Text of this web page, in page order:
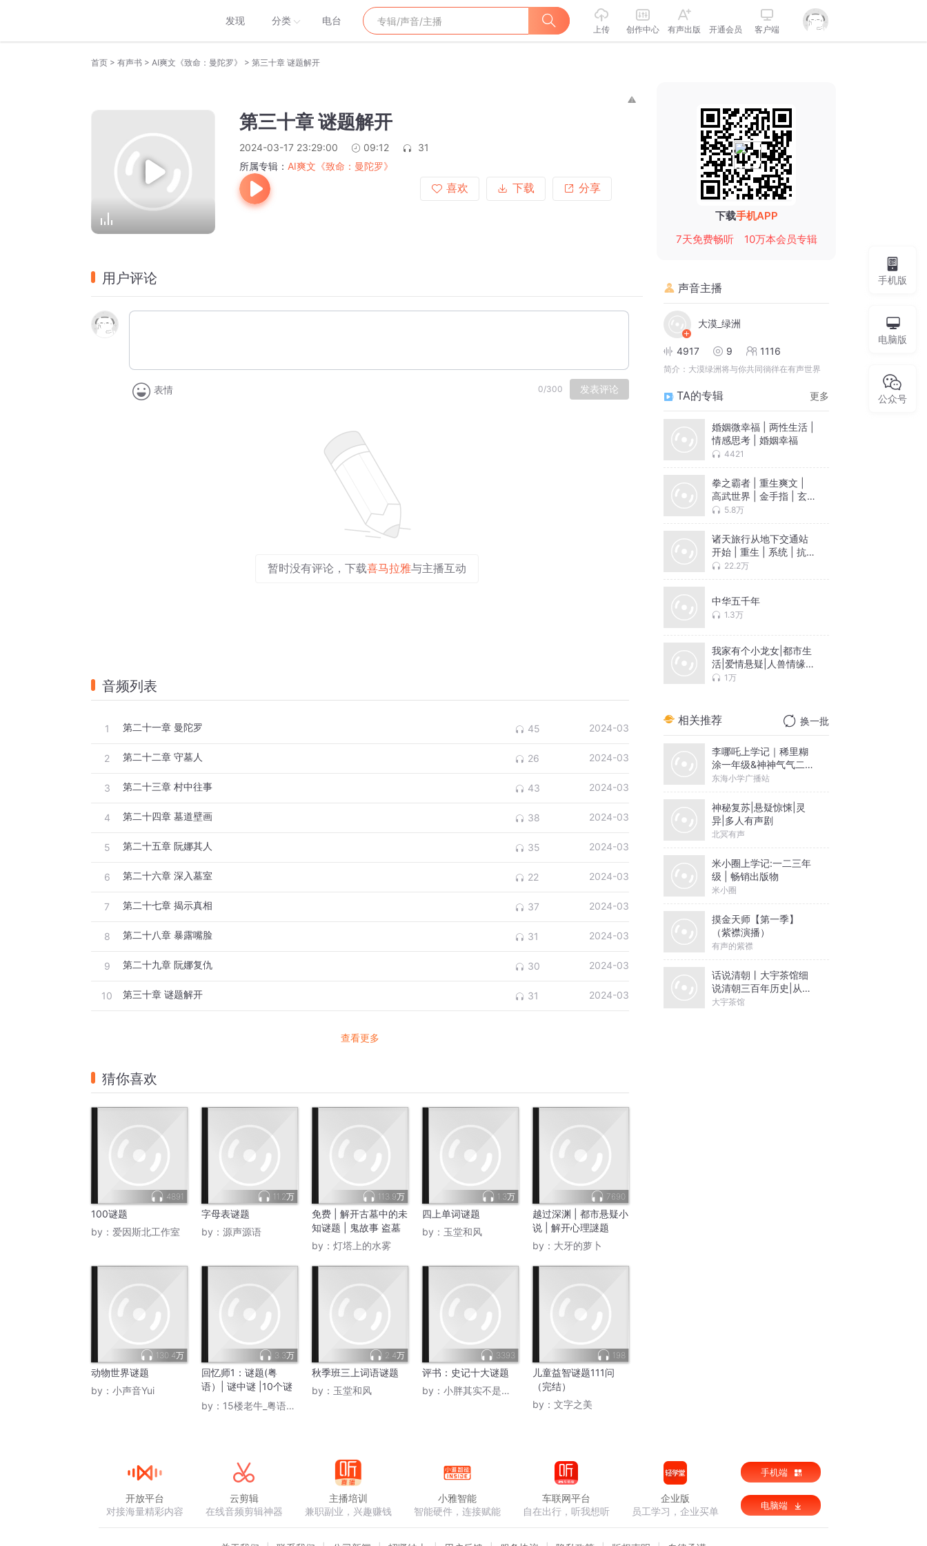
发现 分类 电台
上传 创作中心 有声出版 开通会员 客户端
首页 > 有声书 > AI爽文《致命：曼陀罗》 > 第三十章 谜题解开
第三十章 谜题解开
2024-03-17 23:29:00 09:12
31
所属专辑： AI爽文《致命：曼陀罗》
喜欢
下载 分享
用户评论
表情 0/300 发表评论
暂时没有评论，下载喜马拉雅与主播互动
音频列表
1 第二十一章 曼陀罗 45 2024-03
2 第二十二章 守墓人 26 2024-03
3 第二十三章 村中往事 43 2024-03
4 第二十四章 墓道壁画 38 2024-03
5 第二十五章 阮娜其人 35 2024-03
6 第二十六章 深入墓室 22 2024-03
7 第二十七章 揭示真相 37 2024-03
8 第二十八章 暴露嘴脸 31 2024-03
9 第二十九章 阮娜复仇 30 2024-03
10 第三十章 谜题解开 31 2024-03
查看更多
猜你喜欢
4891
100谜题
by： 爱因斯北工作室
11.2万
字母表谜题
by： 源声源语
113.9万
免费 | 解开古墓中的未
知谜题 | 鬼故事 盗墓
by： 灯塔上的水雾
1.3万
四上单词谜题
by： 玉堂和风
7690
越过深渊 | 都市悬疑小
说 | 解开心理謎题
by： 大牙的萝卜
130.4万
动物世界谜题
by： 小声音Yui
3.3万
回忆师1：谜题(粤
语）| 谜中谜 |10个谜
题破解
by： 15楼老牛_粤语土著
2.4万
秋季班三上词语谜题
by： 玉堂和风
3393
评书：史记十大谜题
by： 小胖其实不是特别胖
198
儿童益智谜题111问
（完结）
by： 文字之美
下载手机APP
7天免费畅听
10万本会员专辑
声音主播
大漠_绿洲
4917 9 1116
简介： 大漠绿洲将与你共同徜徉在有声世界
TA的专辑 更多
婚姻微幸福 | 两性生活 |
情感思考 | 婚姻幸福
4421
拳之霸者 | 重生爽文 |
高武世界 | 金手指 | 玄
幻 5.8万
诸天旅行从地下交通站
开始 | 重生 | 系统 | 抗
战 | 热血 | 爽文 | 轻松 |
22.2万
中华五千年
1.3万
我家有个小龙女|都市生
活|爱情悬疑|人兽情缘|
重生|甜宠
1万
相关推荐 换一批
李哪吒上学记｜稀里糊
涂一年级&神神气气二年
级
东海小学广播站
神秘复苏|悬疑惊悚|灵
异|多人有声剧
北冥有声
米小圈上学记:一二三年
级 | 畅销出版物
米小圈
摸金天师【第一季】
（紫襟演播）
有声的紫襟
话说清朝丨大宇茶馆细
说清朝三百年历史|从努
尔哈赤到末代皇帝溥仪|
大宇茶馆
手机版
电脑版
公众号
开放平台
对接海量精彩内容
云剪辑
在线音频剪辑神器
主播培训
兼职副业，兴趣赚钱
小雅智能
智能硬件，连接赋能
车联网平台
自在出行，听我想听
企业版
员工学习，企业买单
手机端
电脑端